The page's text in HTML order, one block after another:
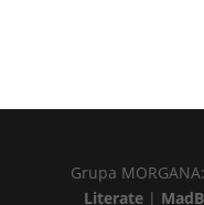
Grupa MORGANA:
Literate |